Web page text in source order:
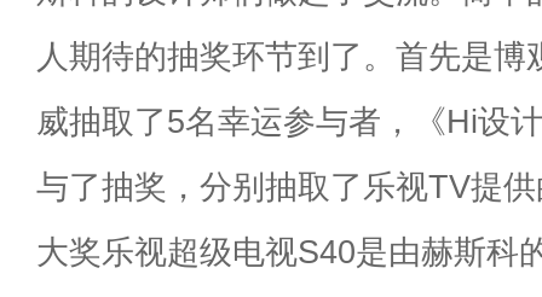
人期待的抽奖环节到了。首先是
威抽取了5名幸运参与者，《Hi设
与了抽奖，分别抽取了乐视TV提
大奖乐视超级电视S40是由赫斯科